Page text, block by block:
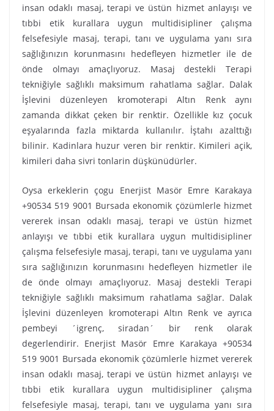
insan odaklı masaj, terapi ve üstün hizmet anlayışı ve
tıbbi etik kurallara uygun multidisipliner çalışma
felsefesiyle masaj, terapi, tanı ve uygulama yanı sıra
sağlığınızın korunmasını hedefleyen hizmetler ile de
önde olmayı amaçlıyoruz. Masaj destekli Terapi
tekniğiyle sağlıklı maksimum rahatlama sağlar. Dalak
İşlevini düzenleyen kromoterapi Altın Renk aynı
zamanda dikkat çeken bir renktir. Özellikle kız çocuk
eşyalarında fazla miktarda kullanılır. İştahı azalttığı
bilinir. Kadinlara huzur veren bir renktir. Kimileri açik,
kimileri daha sivri tonlarin düşkünüdürler.
Oysa erkeklerin çogu Enerjist Masör Emre Karakaya
+90534 519 9001 Bursada ekonomik çözümlerle hizmet
vererek insan odaklı masaj, terapi ve üstün hizmet
anlayışı ve tıbbi etik kurallara uygun multidisipliner
çalışma felsefesiyle masaj, terapi, tanı ve uygulama yanı
sıra sağlığınızın korunmasını hedefleyen hizmetler ile
de önde olmayı amaçlıyoruz. Masaj destekli Terapi
tekniğiyle sağlıklı maksimum rahatlama sağlar. Dalak
İşlevini düzenleyen kromoterapi Altın Renk ve ayrıca
pembeyi ´igrenç, siradan´ bir renk olarak
degerlendirir. Enerjist Masör Emre Karakaya +90534
519 9001 Bursada ekonomik çözümlerle hizmet vererek
insan odaklı masaj, terapi ve üstün hizmet anlayışı ve
tıbbi etik kurallara uygun multidisipliner çalışma
felsefesiyle masaj, terapi, tanı ve uygulama yanı sıra